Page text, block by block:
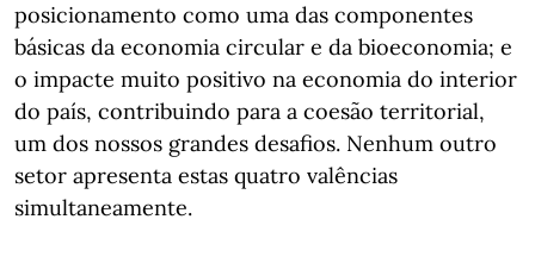
posicionamento como uma das componentes
básicas da economia circular e da bioeconomia; e
o impacte muito positivo na economia do interior
do país, contribuindo para a coesão territorial,
um dos nossos grandes desafios. Nenhum outro
setor apresenta estas quatro valências
simultaneamente.